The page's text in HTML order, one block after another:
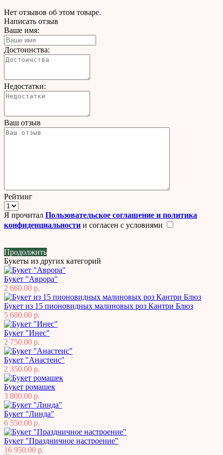
Нет отзывов об этом товаре.
Написать отзыв
Ваше имя:
Достоинства:
Недостатки:
Ваш отзыв
Рейтинг
Я прочитал Пользовательское соглашение и политика
конфиденциальности и согласен с условиями
Продолжить
Букеты из других категорий
Букет "Аврора"
2 660.00 р.
Букет из 15 пионовидных малиновых роз Кантри Блюз
5 600.00 р.
Букет "Инес"
2 750.00 р.
Букет "Анастеис"
2 350.00 р.
Букет ромашек
3 800.00 р.
Букет "Линда"
6 550.00 р.
Букет "Праздничное настроение"
16 950.00 р.